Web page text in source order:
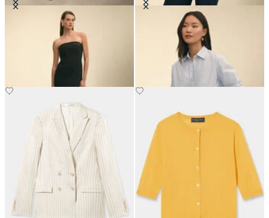
Abendkleid aus Crêpe
Oversize Bluse aus
Baumwollpopeline